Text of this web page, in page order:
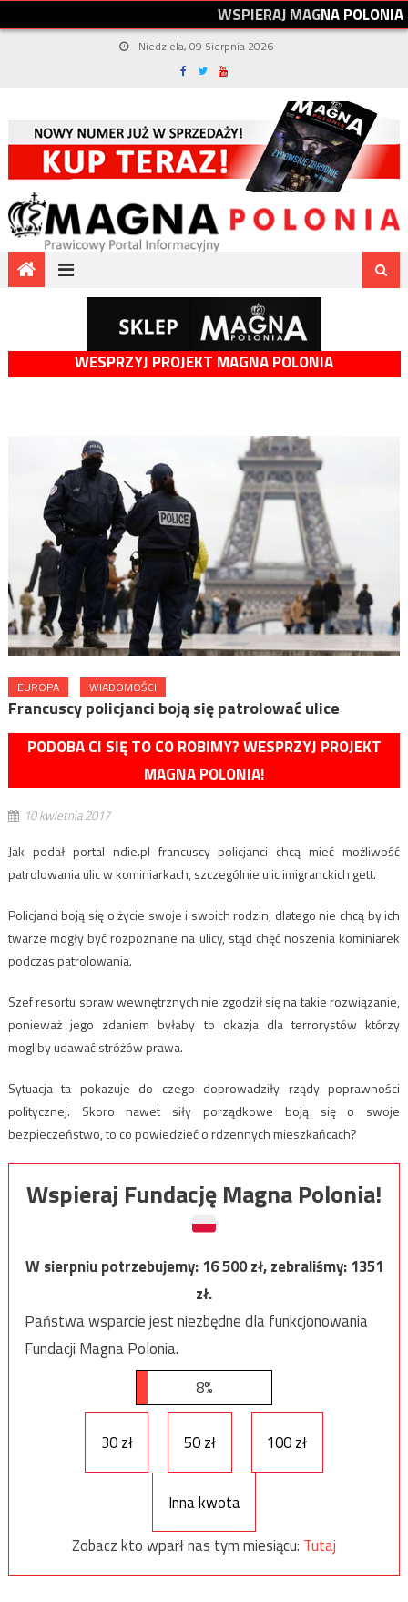
WSPIERAJMAGNAPOLONIA
Niedziela, 09 Sierpnia 2026
WESPRZYJ PROJEKT MAGNA POLONIA
EUROPA WIADOMOŚCI
Francuscy policjanci boją się patrolować ulice
PODOBA CI SIĘ TO CO ROBIMY? WESPRZYJ PROJEKT
MAGNA POLONIA!
10 kwietnia 2017
Jak podał portal ndie.pl francuscy policjanci chcą mieć możliwość
patrolowania ulic w kominiarkach, szczególnie ulic imigranckich gett.
Policjanci boją się o życie swoje i swoich rodzin, dlatego nie chcą by ich
twarze mogły być rozpoznane na ulicy, stąd chęć noszenia kominiarek
podczas patrolowania.
Szef resortu spraw wewnętrznych nie zgodził się na takie rozwiązanie,
ponieważ jego zdaniem byłaby to okazja dla terrorystów którzy
mogliby udawać stróżów prawa.
Sytuacja ta pokazuje do czego doprowadziły rządy poprawności
politycznej. Skoro nawet siły porządkowe boją się o swoje
bezpieczeństwo, to co powiedzieć o rdzennych mieszkańcach?
Wspieraj Fundację Magna Polonia!
W sierpniu potrzebujemy:16 500zł, zebraliśmy:1351
zł.
Państwa wsparcie jest niezbędne dla funkcjonowania
Fundacji Magna Polonia.
8%
30 zł 50 zł 100 zł
Inna kwota
Zobacz kto wparł nas tym miesiącu: Tutaj